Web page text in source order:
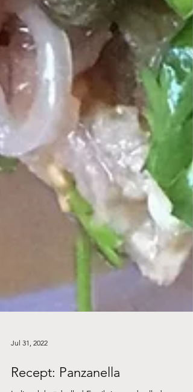
Jul 31, 2022